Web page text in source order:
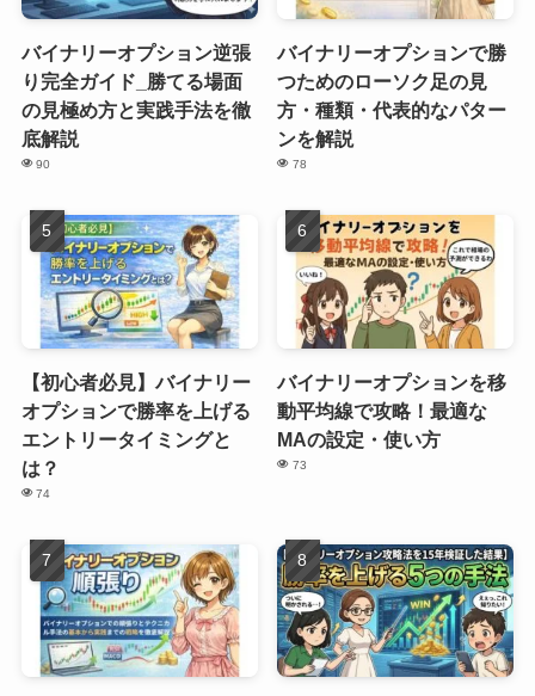
バイナリーオプション逆張
り完全ガイド_勝てる場面
の見極め方と実践手法を徹
底解説
90
バイナリーオプションで勝
つためのローソク足の見
方・種類・代表的なパター
ンを解説
78
【初心者必見】バイナリー
オプションで勝率を上げる
エントリータイミングと
は？
74
バイナリーオプションを移
動平均線で攻略！最適な
MAの設定・使い方
73